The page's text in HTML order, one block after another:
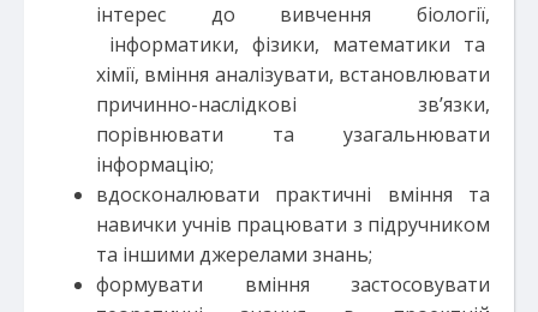
інтерес до вивчення біології,
інформатики, фізики, математики та
хімії, вміння аналізувати, встановлювати
причинно-наслідкові зв’язки,
порівнювати та узагальнювати
інформацію;
вдосконалювати практичні вміння та
навички учнів працювати з підручником
та іншими джерелами знань;
формувати вміння застосовувати